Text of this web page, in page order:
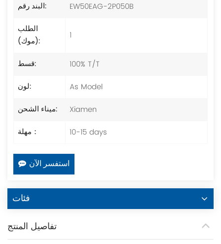
البند رقم:
EW50EAG-2P050B
الطلب
(موك):
1
قسط:
100% T/T
لون:
As Model
ميناء الشحن:
Xiamen
مهلة：
10-15 days
استفسر الآن
فئات
تفاصيل المنتج